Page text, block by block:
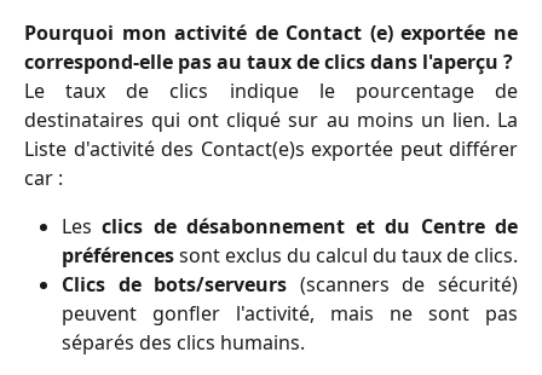
Pourquoi mon activité de Contact (e) exportée ne
correspond-elle pas au taux de clics dans l'aperçu ?
Le taux de clics indique le pourcentage de
destinataires qui ont cliqué sur au moins un lien. La
Liste d'activité des Contact(e)s exportée peut différer
car :
Lesclics de désabonnement et du Centre de
préférencessont exclus du calcul du taux de clics.
Clics de bots/serveurs (scanners de sécurité)
peuvent gonfler l'activité, mais ne sont pas
séparés des clics humains.